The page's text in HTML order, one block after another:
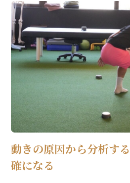
動きの原因から分析す
確になる